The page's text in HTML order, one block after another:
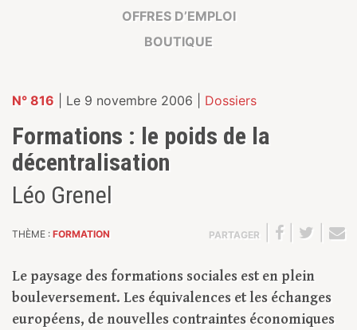
OFFRES D’EMPLOI
BOUTIQUE
N° 816 | Le 9 novembre 2006 | Dossiers
Formations : le poids de la
décentralisation
Léo Grenel
THÈME : FORMATION PARTAGER
Le paysage des formations sociales est en plein
bouleversement. Les équivalences et les échanges
européens, de nouvelles contraintes économiques